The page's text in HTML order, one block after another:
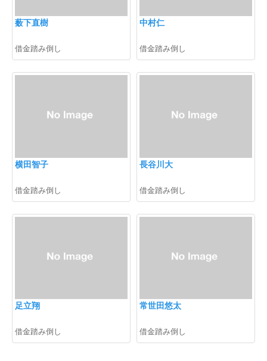
薮下直樹
借金踏み倒し
中村仁
借金踏み倒し
横田智子
借金踏み倒し
長谷川大
借金踏み倒し
足立翔
借金踏み倒し
常世田悠太
借金踏み倒し